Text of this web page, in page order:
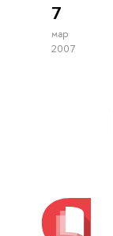
7
мар
2007